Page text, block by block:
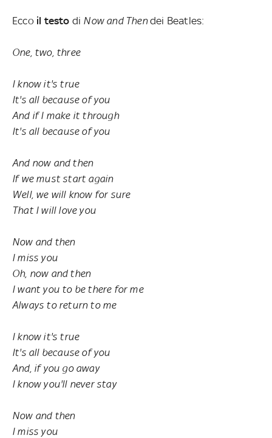
Ecco il testo di Now and Thendei Beatles:
One, two, three
I know it's true
It's all because of you
And if I make it through
It's all because of you
And now and then
If we must start again
Well, we will know for sure
That I will love you
Now and then
I miss you
Oh, now and then
I want you to be there for me
Always to return to me
I know it's true
It's all because of you
And, if you go away
I know you'll never stay
Now and then
I miss you